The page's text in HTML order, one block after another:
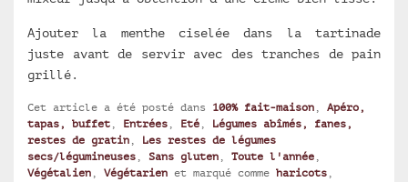
Ajouter la menthe ciselée dans la tartinade
juste avant de servir avec des tranches de pain
grillé.
Cet article a été posté dans 100% fait-maison , Apéro,
tapas, buffet , Entrées , Eté , Légumes abîmés, fanes,
restes de gratin , Les restes de légumes
secs/légumineuses , Sans gluten , Toute l'année ,
Végétalien , Végétarien et marqué comme haricots ,